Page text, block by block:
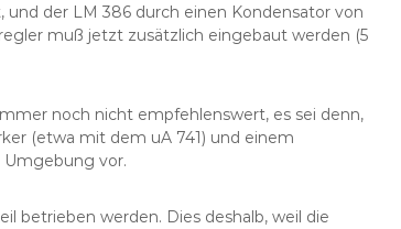
der LM 386 durch einen Kondensator von
muß jetzt zusätzlich eingebaut werden (5
noch nicht empfehlenswert, es sei denn,
(etwa mit dem uA 741) und einem
Umgebung vor.
betrieben werden. Dies deshalb, weil die